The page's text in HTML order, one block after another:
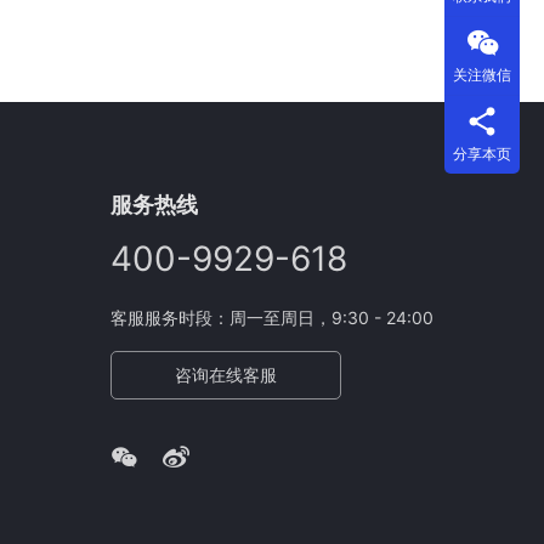
服务热线
400-9929-618
客服服务时段：周一至周日，9:30 - 24:00
咨询在线客服
关注微信
分享本页